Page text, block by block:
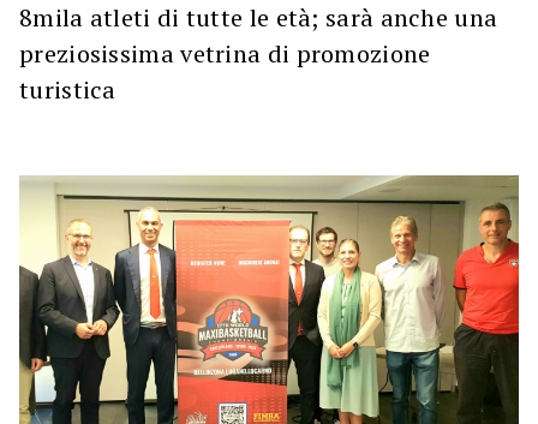
8mila atleti di tutte le età; sarà anche una
preziosissima vetrina di promozione
turistica